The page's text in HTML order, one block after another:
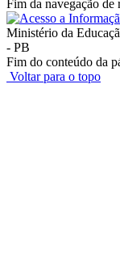
Fim da navegação de
Ministério da
- PB
Fim do conteúdo da
Voltar para o topo